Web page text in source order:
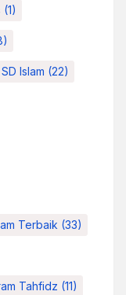
(1)
SD Islam (22)
Terbaik (33)
Tahfidz (11)